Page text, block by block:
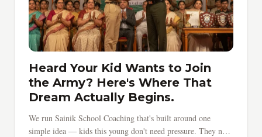
Heard Your Kid Wants to Join
the Army? Here's Where That
Dream Actually Begins.
We run Sainik School Coaching that's built around one
simple idea — kids this young don't need pressure. They need